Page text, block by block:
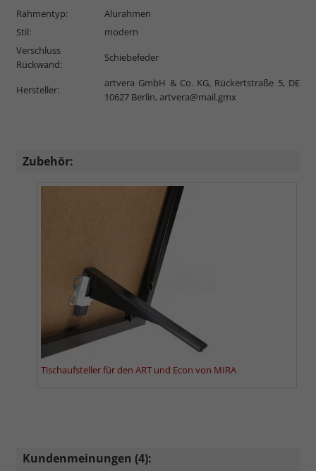
Rahmentyp:
Alurahmen
Stil:
modern
Verschluss
Rückwand:
Schiebefeder
Hersteller:
artvera GmbH & Co. KG, Rückertstraße 5, DE
10627 Berlin,artvera@mail.gmx
Zubehör:
Tischaufsteller für den ART und Econ von MIRA
Kundenmeinungen (4):